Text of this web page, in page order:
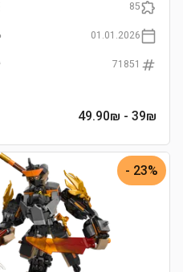
85
01.01.2026
71851
39₪
- 49.90₪
23% -